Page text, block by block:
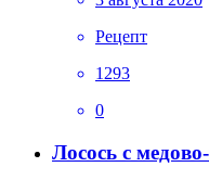
Рецепт
1293
0
Лосось с